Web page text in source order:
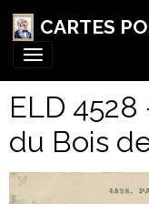
CARTES
ELD 4528
du Bois